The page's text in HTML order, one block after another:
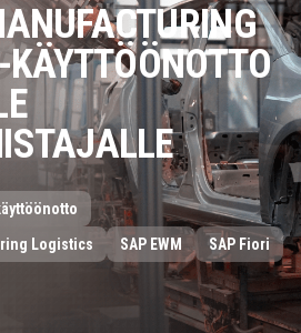
Logistics
SAP EWM SAP Fiori